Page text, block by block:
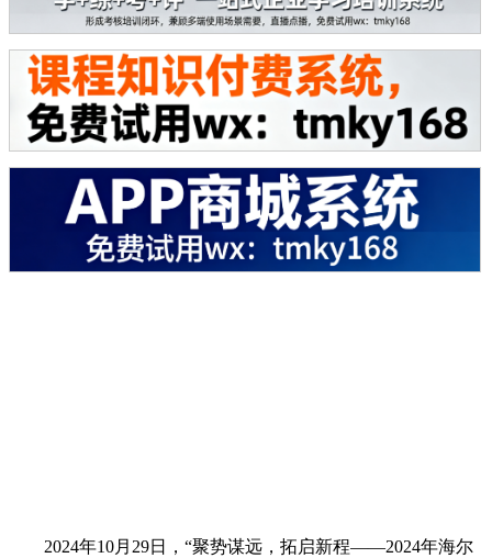
2024年10月29日，“聚势谋远，拓启新程——2024年海尔